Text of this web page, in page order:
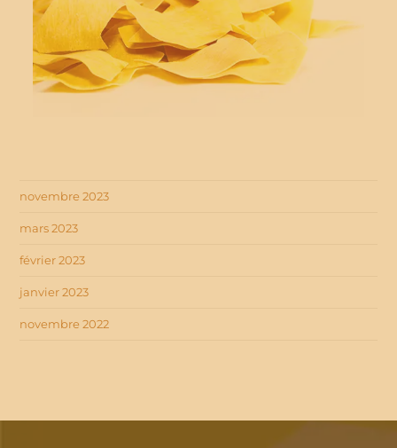
novembre 2023
mars 2023
février 2023
janvier 2023
novembre 2022